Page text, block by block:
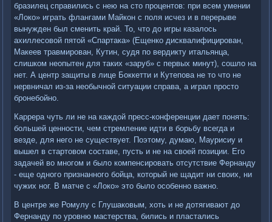
бразилец справились с нею на сто процентов: при всем умении
«Локо» играть флангами Майкон с поля исчез и в перерыве
вынужден был сменить край. То, что до игры казалось
ахиллесовой пятой «Спартака» (Ещенко дисквалифицирован,
Макеев травмирован, Кутин, судя по вердикту итальянца,
слишком неопытен для таких «заруб» с первых минут), сошло на
нет. А центр защиты в лице Боккетти и Кутепова не то что не
нервничал из-за необычной ситуации справа, а играл просто
бронебойно.
Каррера чуть ли не на каждой пресс-конференции дает понять:
большей ценности, чем стремление идти в борьбу всегда и
везде, для него не существует. Поэтому, думаю, Маурисиу и
вышел в стартовом составе, пусть и не на своей позиции. Его
задачей во многом и было компенсировать отсутствие Фернанду
- еще одного признанного бойца, который не щадит ни своих, ни
чужих ног. В матче с «Локо» это было особенно важно.
В центре же Ромулу с Глушаковым, хоть и не дотягивают до
Фернанду по уровню мастерства, бились и пластались